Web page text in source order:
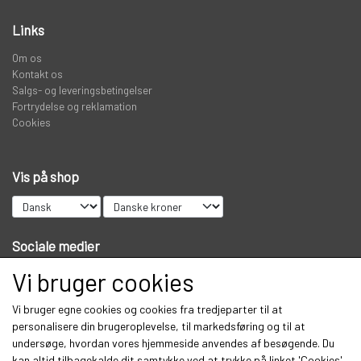
PREDATOR
VADERS, VADESKO OG VADE JAKKER
LIMITED EDITION VARER
Links
Om os
Kontakt os
Salgs- og leveringsbetingelser
Fortrydelse og reklamation
Cookies
Vis på shop
Sociale medier
Modtag vores nyhedsbrev via e-mail
Tilmeld
Vi bruger cookies
Vi bruger egne cookies og cookies fra tredjeparter til at
personalisere din brugeroplevelse, til markedsføring og til at
undersøge, hvordan vores hjemmeside anvendes af besøgende. Du